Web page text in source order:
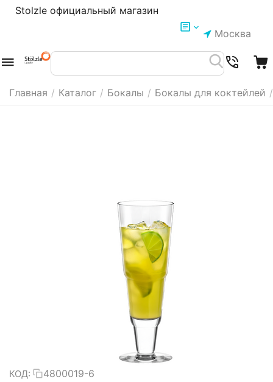
Stolzle официальный магазин
Москва
Главная / Каталог / Бокалы / Бокалы для коктейлей /
КОД: 4800019-6